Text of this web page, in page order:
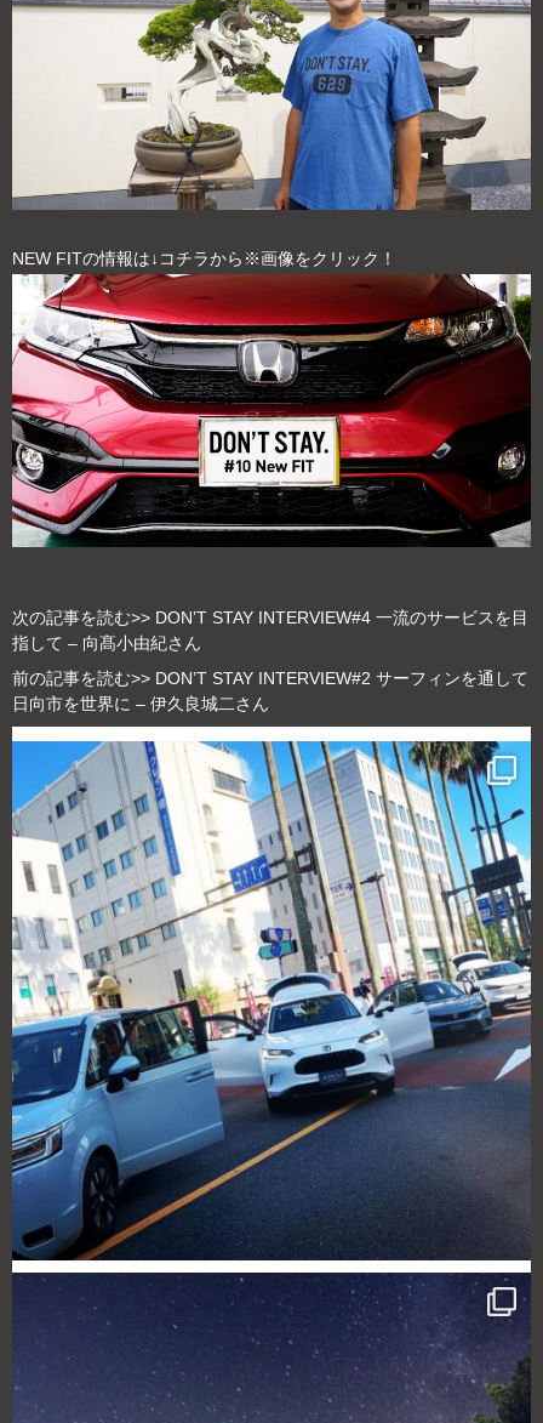
NEW FITの情報は↓コチラから※画像をクリック！
次の記事を読む>> DON’T STAY INTERVIEW#4 一流のサービスを目
指して – 向髙小由紀さん
前の記事を読む>> DON’T STAY INTERVIEW#2 サーフィンを通して
日向市を世界に – 伊久良城二さん